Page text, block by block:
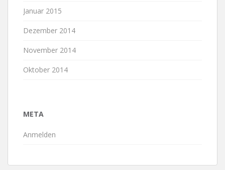
Januar 2015
Dezember 2014
November 2014
Oktober 2014
META
Anmelden